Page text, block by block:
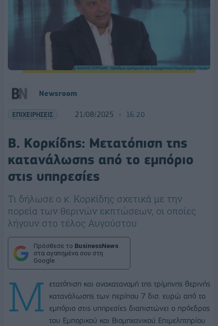
Newsroom
ΕΠΙΧΕΙΡΗΣΕΙΣ 21/08/2025 16:20
Β. Κορκίδης: Μετατόπιση της
κατανάλωσης από το εμπόριο
στις υπηρεσίες
Τι δήλωσε ο κ. Κορκίδης σχετικά με την
πορεία των θερινών εκπτώσεων, οι οποίες
λήγουν στο τέλος Αυγούστου
Πρόσθεσε το BusinessNews
στα αγαπημένα σου στη
Google
Μ
ετατόπιση και ανακατανομή της τρίμηνης θερινής
κατανάλωσης των περίπου 7 δισ. ευρώ από το
εμπόριο στις υπηρεσίες διαπιστώνει ο πρόεδρος
του Εμπορικού και Βιομηχανικού Επιμελητηρίου